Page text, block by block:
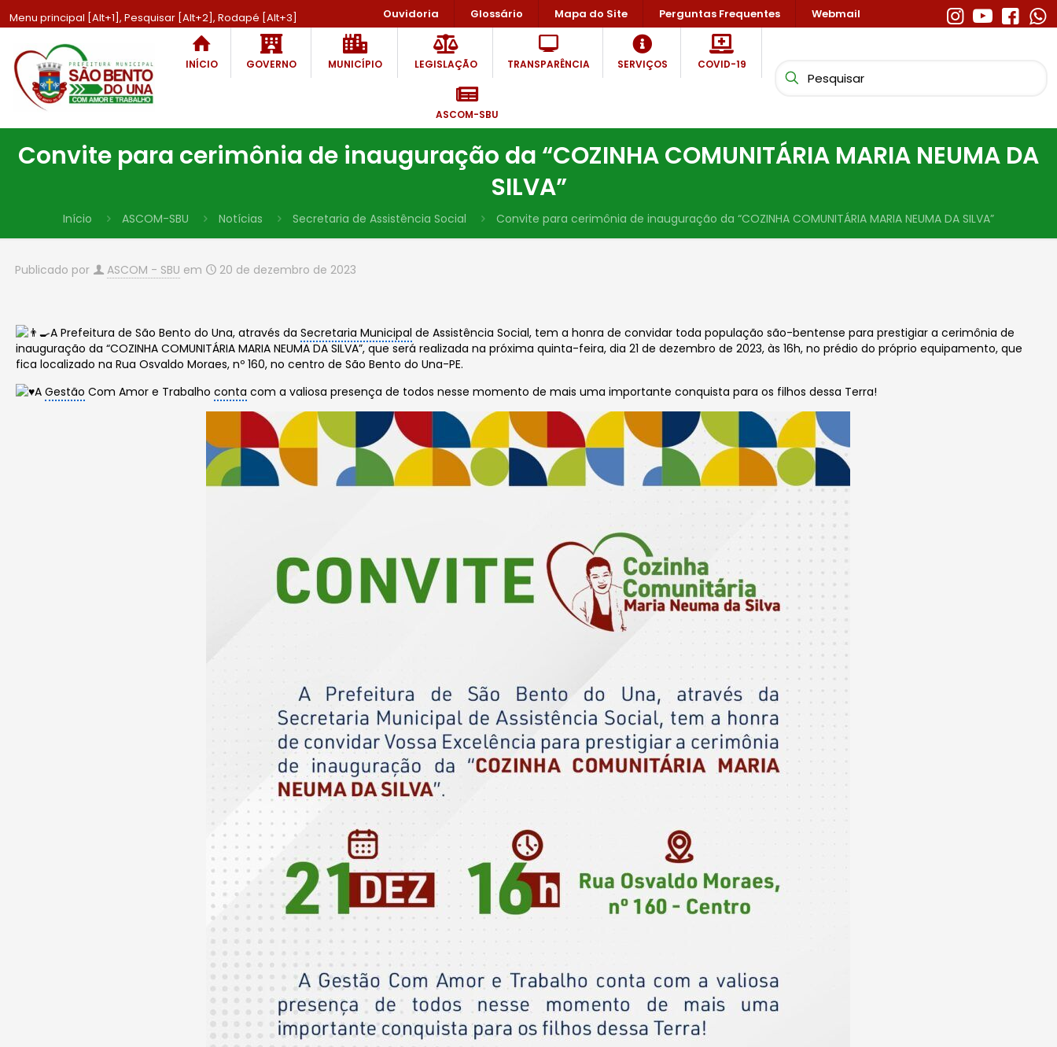
Menu principal [Alt+1], Pesquisar [Alt+2], Rodapé [Alt+3] Ouvidoria Glossário Mapa do Site Perguntas Frequentes Webmail
INÍCIO GOVERNO MUNICÍPIO LEGISLAÇÃO TRANSPARÊNCIA SERVIÇOS COVID-19
ASCOM-SBU
Convite para cerimônia de inauguração da “COZINHA COMUNITÁRIA MARIA NEUMA DA
SILVA”
Início ASCOM-SBU Notícias Secretaria de Assistência Social Convite para cerimônia de inauguração da “COZINHA COMUNITÁRIA MARIA NEUMA DA SILVA”
Publicado por ASCOM - SBU em 20 de dezembro de 2023
A Prefeitura de São Bento do Una, através daSecretaria Municipal de Assistência Social, tem a honra de convidar toda população são-bentense para prestigiar a cerimônia de
inauguração da “COZINHA COMUNITÁRIA MARIA NEUMA DA SILVA”, que será realizada na próxima quinta-feira, dia 21 de dezembro de 2023, às 16h, no prédio do próprio equipamento, que
fica localizado na Rua Osvaldo Moraes, nº 160, no centro de São Bento do Una-PE.
AGestão Com Amor e Trabalhoconta com a valiosa presença de todos nesse momento de mais uma importante conquista para os filhos dessa Terra!